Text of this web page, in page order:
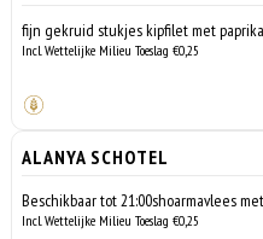
fijn gekruid stukjes kipfilet met
Incl. Wettelijke Milieu Toeslag €0,25
ALANYA SCHOTEL
Beschikbaar tot 21:00shoarmavlees
Incl. Wettelijke Milieu Toeslag €0,25